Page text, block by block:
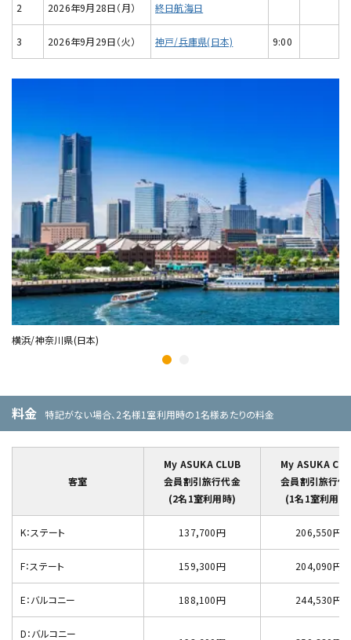
2 2026年9月28日（月） 終日航海日
3 2026年9月29日（火） 神戸/兵庫県(日本) 9:00
横浜/神奈川県(日本)
料金 特記がない場合、2名様1室利用時の1名様あたりの料金
客室
My ASUKA CLUB
会員割引旅行代金
(2名1室利用時)
My ASUKA
会員割引旅行代
(1名1室利用
K：ステート 137,700円 206,550円
F：ステート 159,300円 204,090円
E：バルコニー 188,100円 244,530円
D：バルコニー